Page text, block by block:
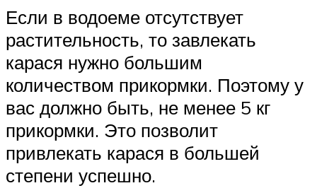
Если в водоеме отсутствует
растительность, то завлекать
карася нужно большим
количеством прикормки. Поэтому у
вас должно быть, не менее 5 кг
прикормки. Это позволит
привлекать карася в большей
степени успешно.